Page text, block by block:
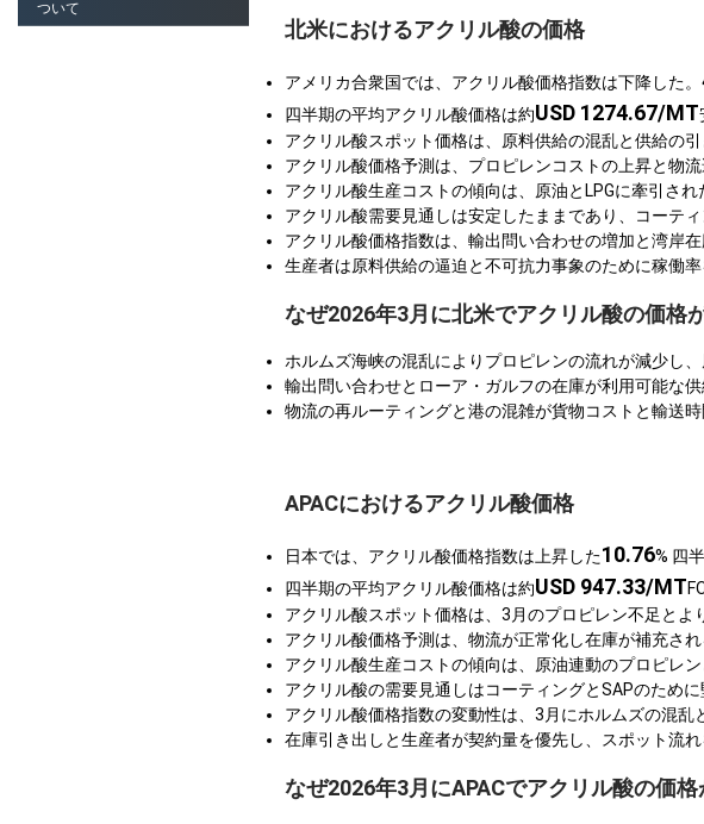
ついて
北米におけるアクリル酸の価格
アメリカ合衆国では、アクリル酸価格指数は下降した。
四半期の平均アクリル酸価格は約USD 1274.67/MT
アクリル酸スポット価格は、原料供給の混乱と供給の
アクリル酸価格予測は、プロピレンコストの上昇と物
アクリル酸生産コストの傾向は、原油とLPGに牽引さ
アクリル酸需要見通しは安定したままであり、コーテ
アクリル酸価格指数は、輸出問い合わせの増加と湾岸
生産者は原料供給の逼迫と不可抗力事象のために稼働
なぜ2026年3月に北米でアクリル酸の価格
ホルムズ海峡の混乱によりプロピレンの流れが減少し
輸出問い合わせとローア・ガルフの在庫が利用可能な
物流の再ルーティングと港の混雑が貨物コストと輸送
APACにおけるアクリル酸価格
日本では、アクリル酸価格指数は上昇した10.76% 四
四半期の平均アクリル酸価格は約USD 947.33/MT
アクリル酸スポット価格は、3月のプロピレン不足と
アクリル酸価格予測は、物流が正常化し在庫が補充さ
アクリル酸生産コストの傾向は、原油連動のプロピレ
アクリル酸の需要見通しはコーティングとSAPのため
アクリル酸価格指数の変動性は、3月にホルムズの混
在庫引き出しと生産者が契約量を優先し、スポット流
なぜ2026年3月にAPACでアクリル酸の価